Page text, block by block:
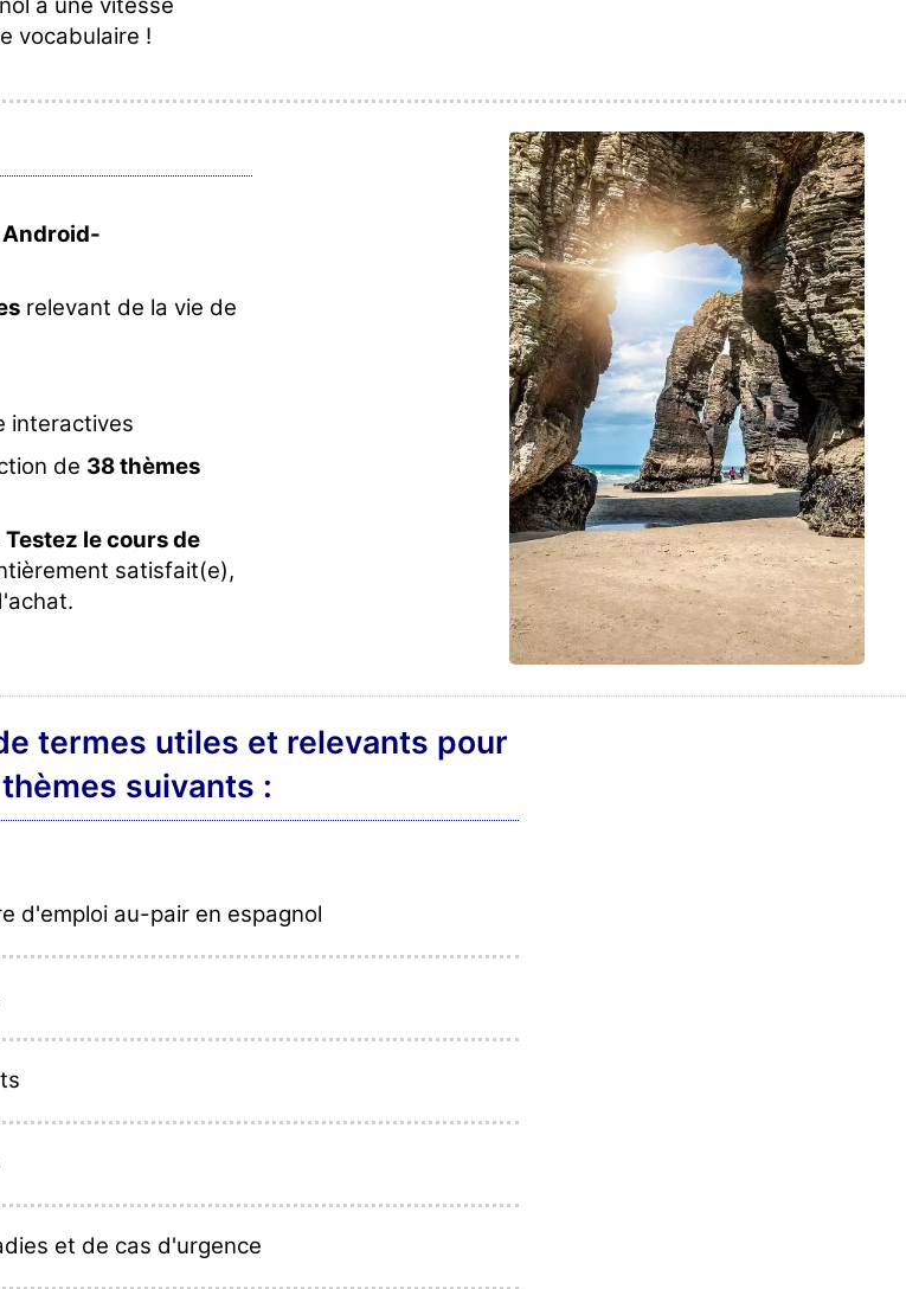
vocabulaire !
Android-
relevant de la vie de
interactives
de 38 thèmes
Testez le cours de
satisfait(e),
termes utiles et relevants pour
suivants :
d'emploi au-pair en espagnol
et de cas d'urgence